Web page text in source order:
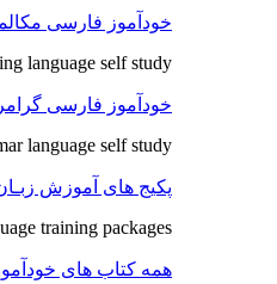
خودآموز فارسی
language self study
خودآموز فارسی
language self study
پکیج های آموزش
training packages
همه کتاب های